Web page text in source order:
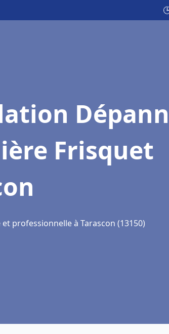
Frisquet
professionnelle à Tarascon (13150)